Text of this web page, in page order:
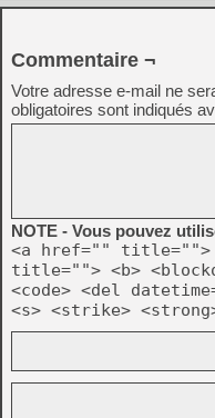
Commentaire ¬
Votre adresse e-mail ne
obligatoires sont indiqués
NOTE - Vous pouvez
<a href="" title="">
title=""> <b>
<code> <del
<s> <strike>